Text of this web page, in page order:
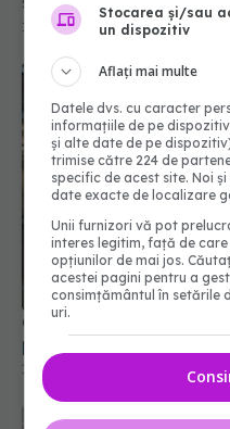
19 iul 2026, 11:24
Conf. Horațiu
performanța spitalelor
17 iul 2026, 16:50
Stocarea și/sau
un dispozitiv
Aflați mai multe
Datele dvs. cu caracter
informațiile de pe
și alte date de pe
trimise către 224 de
specific de acest site. Noi
date exacte de localizare
Unii furnizori vă pot
interes legitim, față de
opțiunilor de mai jos.
acestei pagini pentru a
consimțământul în setările
uri.